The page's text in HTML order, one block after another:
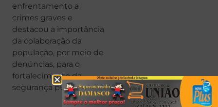
enfrentamento a
crimes graves e
destacou a importância
da colaboração da
população, por meio de
denúncias, para o
fortalecimento da
segurança pública.